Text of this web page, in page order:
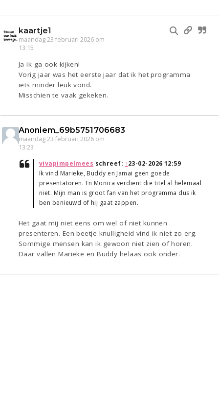
kaartje1
maandag 23 februari 2026 om
13:15
Ja ik ga ook kijken!
Vorig jaar was het eerste jaar dat ik het programma
iets minder leuk vond.
Misschien te vaak gekeken.
Anoniem_69b5751706683
maandag 23 februari 2026 om
13:23
vivapimpelmees schreef: ↑23-02-2026 12:59
Ik vind Marieke, Buddy en Jamai geen goede
presentatoren. En Monica verdient die titel al helemaal
niet. Mijn man is groot fan van het programma dus ik
ben benieuwd of hij gaat zappen.
Het gaat mij niet eens om wel of niet kunnen
presenteren. Een beetje knulligheid vind ik niet zo erg.
Sommige mensen kan ik gewoon niet zien of horen.
Daar vallen Marieke en Buddy helaas ook onder.